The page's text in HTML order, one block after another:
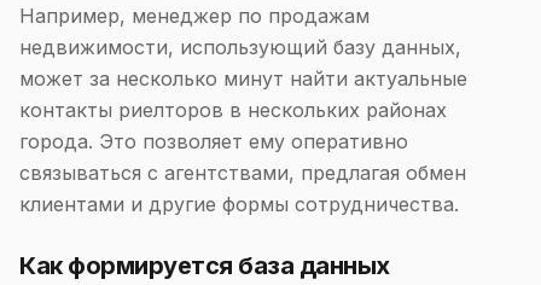
Например, менеджер по продажам
недвижимости, использующий базу данных,
может за несколько минут найти актуальные
контакты риелторов в нескольких районах
города. Это позволяет ему оперативно
связываться с агентствами, предлагая обмен
клиентами и другие формы сотрудничества.
Как формируется база данных